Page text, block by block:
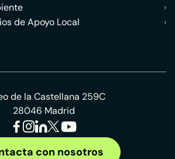
›
de Apoyo Local
›
de la Castellana 259C
28046 Madrid
con nosotros